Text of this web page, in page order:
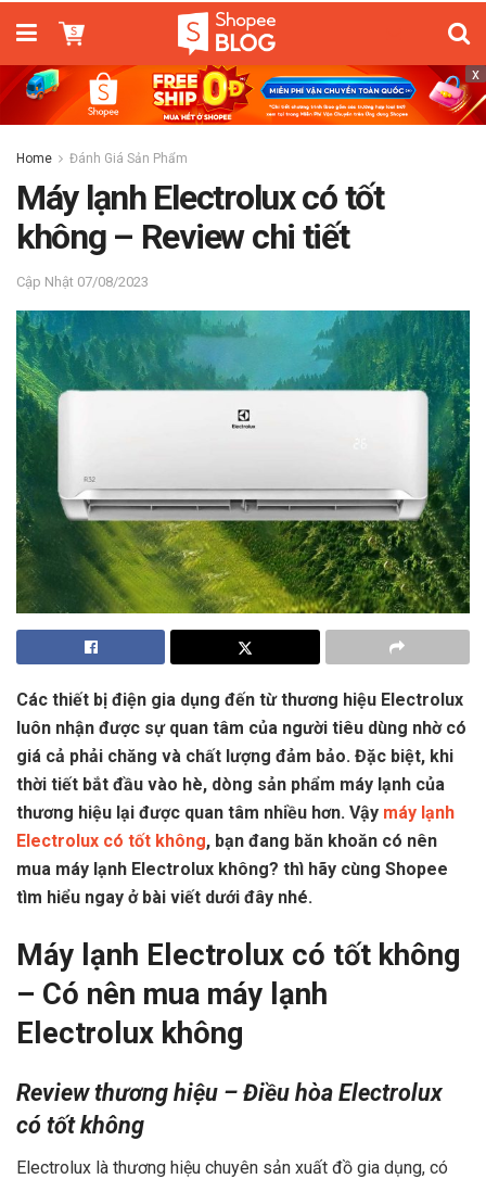
x
Home Đánh Giá Sản Phẩm
Máy lạnh Electrolux có tốt
không – Review chi tiết
07/08/2023
Các thiết bị điện gia dụng đến từ thương hiệu Electrolux
luôn nhận được sự quan tâm của người tiêu dùng nhờ có
giá cả phải chăng và chất lượng đảm bảo. Đặc biệt, khi
thời tiết bắt đầu vào hè, dòng sản phẩm máy lạnh của
thương hiệu lại được quan tâm nhiều hơn. Vậy máy lạnh
Electrolux có tốt không, bạn đang băn khoăn có nên
mua máy lạnh Electrolux không? thì hãy cùng Shopee
tìm hiểu ngay ở bài viết dưới đây nhé.
Máy lạnh Electrolux có tốt không
– Có nên mua máy lạnh
Electrolux không
Review thương hiệu – Điều hòa Electrolux
có tốt không
Electrolux là thương hiệu chuyên sản xuất đồ gia dụng, có